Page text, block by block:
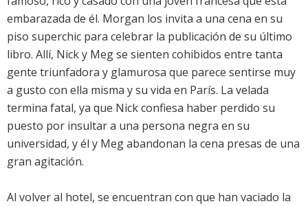
embarazada de él. Morgan los invita a una cena en su
piso superchic para celebrar la publicación de su último
libro. Allí, Nick y Meg se sienten cohibidos entre tanta
gente triunfadora y glamurosa que parece sentirse muy
a gusto con ella misma y su vida en París. La velada
termina fatal, ya que Nick confiesa haber perdido su
puesto por insultar a una persona negra en su
universidad, y él y Meg abandonan la cena presas de una
gran agitación.
Al volver al hotel, se encuentran con que han vaciado la